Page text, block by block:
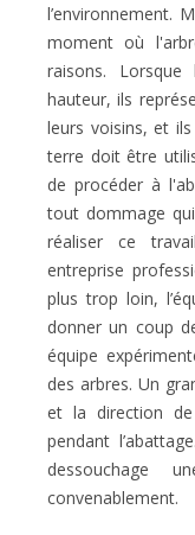
l’environnement.
moment où
raisons.
hauteur, ils
leurs voisins, et
terre doit être
de procéder à
tout dommage
réaliser ce
entreprise
plus trop loin,
donner un coup
équipe
des arbres. Un
et la direction
pendant
dessouchage
convenablement.